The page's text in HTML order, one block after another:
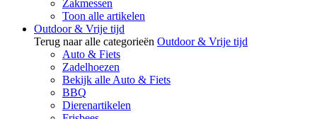
Zakmessen
Toon alle artikelen
Outdoor & Vrije tijd
Terug naar alle categorieën Outdoor & Vrije tijd
Auto & Fiets
Zadelhoezen
Bekijk alle Auto & Fiets
BBQ
Dierenartikelen